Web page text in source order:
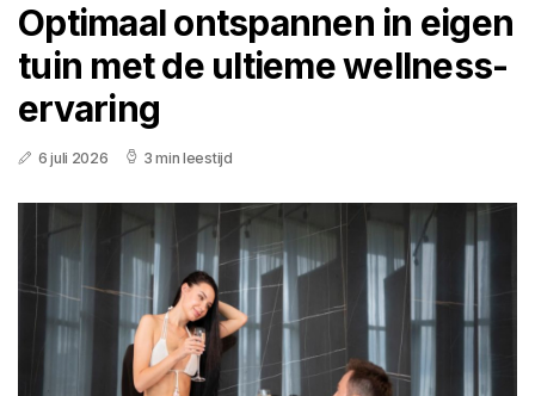
Optimaal ontspannen in eigen
tuin met de ultieme wellness-
ervaring
6 juli 2026 3 min leestijd